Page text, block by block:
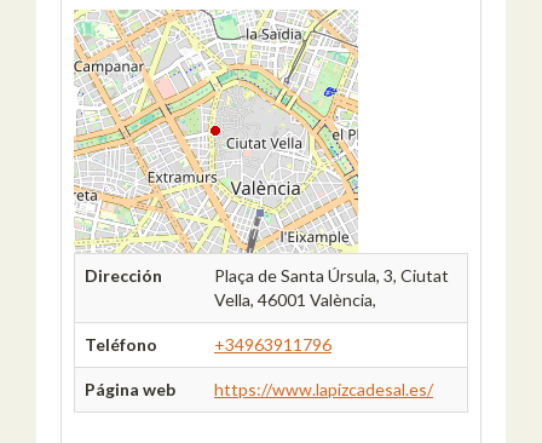
Dirección
Plaça de Santa Úrsula, 3, Ciutat
Vella, 46001 València,
Teléfono +34963911796
Página web https://www.lapizcadesal.es/